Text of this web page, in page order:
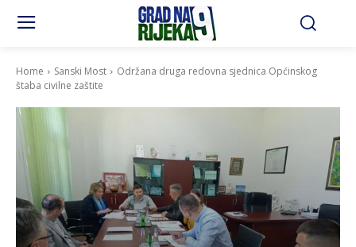
Home Sanski Most
Održana druga redovna sjednica Općinskog
štaba civilne zaštite